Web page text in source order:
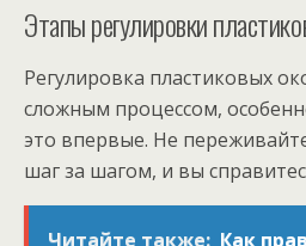
Этапы регулировки
Регулировка пластиковых
сложным процессом,
это впервые. Не
шаг за шагом, и вы
Читайте также: Как